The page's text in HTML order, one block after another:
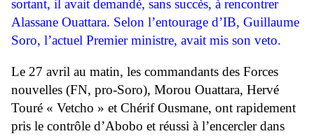
sortant, il avait demandé, sans succès, à rencontrer
Alassane Ouattara. Selon l’entourage d’IB, Guillaume
Soro, l’actuel Premier ministre, avait mis son veto.
Le 27 avril au matin, les commandants des Forces
nouvelles (FN, pro-Soro), Morou Ouattara, Hervé
Touré « Vetcho » et Chérif Ousmane, ont rapidement
pris le contrôle d’Abobo et réussi à l’encercler dans